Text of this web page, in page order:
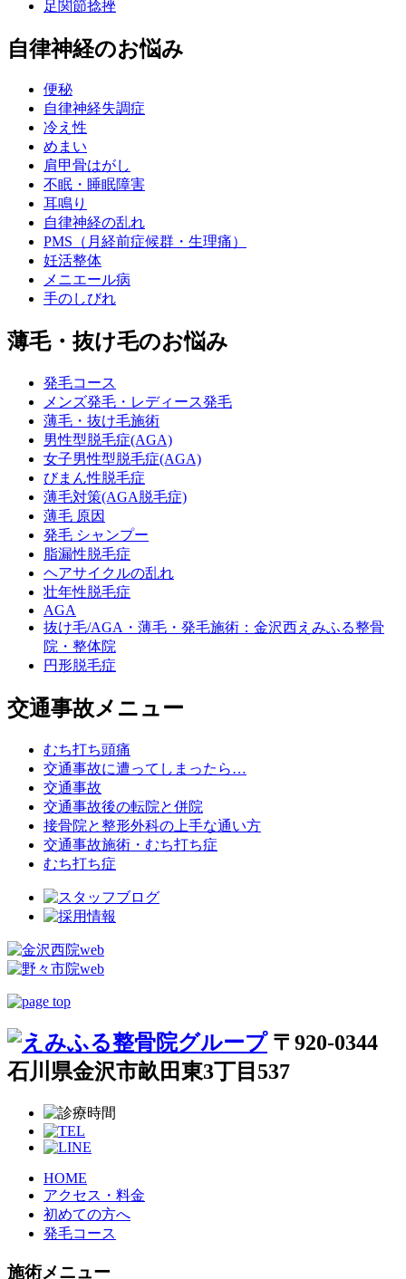
足関節捻挫
自律神経のお悩み
便秘
自律神経失調症
冷え性
めまい
肩甲骨はがし
不眠・睡眠障害
耳鳴り
自律神経の乱れ
PMS（月経前症候群・生理痛）
妊活整体
メニエール病
手のしびれ
薄毛・抜け毛のお悩み
発毛コース
メンズ発毛・レディース発毛
薄毛・抜け毛施術
男性型脱毛症(AGA)
女子男性型脱毛症(AGA)
びまん性脱毛症
薄毛対策(AGA脱毛症)
薄毛 原因
発毛 シャンプー
脂漏性脱毛症
ヘアサイクルの乱れ
壮年性脱毛症
AGA
抜け毛/AGA・薄毛・発毛施術：金沢西えみふる整骨
院・整体院
円形脱毛症
交通事故メニュー
むち打ち頭痛
交通事故に遭ってしまったら…
交通事故
交通事故後の転院と併院
接骨院と整形外科の上手な通い方
交通事故施術・むち打ち症
むち打ち症
〒920-0344
石川県金沢市畝田東3丁目537
HOME
アクセス・料金
初めての方へ
発毛コース
施術メニュー